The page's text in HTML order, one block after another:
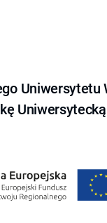
Uniwersytetu